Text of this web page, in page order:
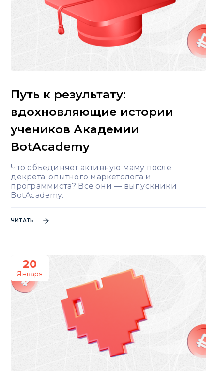
Путь к результату:
вдохновляющие истории
учеников Академии
BotAcademy
Что объединяет активную маму после
декрета, опытного маркетолога и
программиста? Все они — выпускники
BotAcademy.
ЧИТАТЬ
20
Января
Категории
Facebook Messenger Instagram
Telegram
Вебинар
Вконтакте Воронка продаж
Мессенджеры
Обновления
Онлайн обучение
Рассылки
Рекрутинг